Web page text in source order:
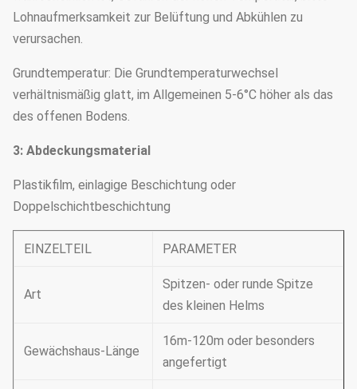
Lohnaufmerksamkeit zur Belüftung und Abkühlen zu
verursachen.
Grundtemperatur: Die Grundtemperaturwechsel
verhältnismäßig glatt, im Allgemeinen 5-6°C höher als das
des offenen Bodens.
3: Abdeckungsmaterial
Plastikfilm, einlagige Beschichtung oder
Doppelschichtbeschichtung
EINZELTEIL PARAMETER
Art
Spitzen- oder runde Spitze
des kleinen Helms
Gewächshaus-Länge
16m-120m oder besonders
angefertigt